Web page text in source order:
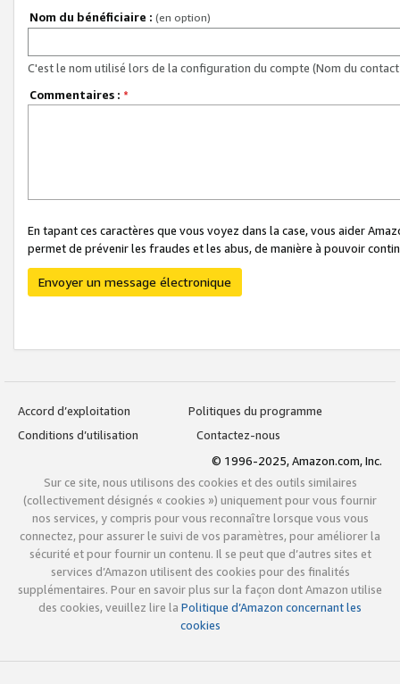
Nom du bénéficiaire : (en option)
C'est le nom utilisé lors de la configuration du compte (Nom du
Commentaires : *
En tapant ces caractères que vous voyez dans la case, vous aider
permet de prévenir les fraudes et les abus, de manière à pouvoir
Envoyer un message électronique
Accord d’exploitation
Politiques du programme
Conditions d’utilisation
Contactez-nous
© 1996-2025, Amazon.com, Inc.
Sur ce site, nous utilisons des cookies et des outils similaires
(collectivement désignés « cookies ») uniquement pour vous fournir
nos services, y compris pour vous reconnaître lorsque vous vous
connectez, pour assurer le suivi de vos paramètres, pour améliorer la
sécurité et pour fournir un contenu. Il se peut que d’autres sites et
services d’Amazon utilisent des cookies pour des finalités
supplémentaires. Pour en savoir plus sur la façon dont Amazon utilise
des cookies, veuillez lire la Politique d’Amazon concernant les
cookies